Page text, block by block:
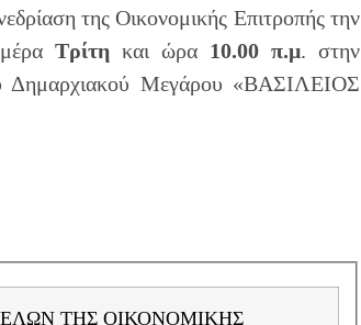
της Οικονομικής Επιτροπής την
Τρίτηκαι ώρα 10.00 π.μ. στην
Δημαρχιακού Μεγάρου «ΒΑΣΙΛΕΙΟΣ